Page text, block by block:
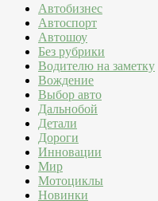
Автобизнес
Автоспорт
Автошоу
Без рубрики
Водителю на заметку
Вождение
Выбор авто
Дальнобой
Детали
Дороги
Инновации
Мир
Мотоциклы
Новинки